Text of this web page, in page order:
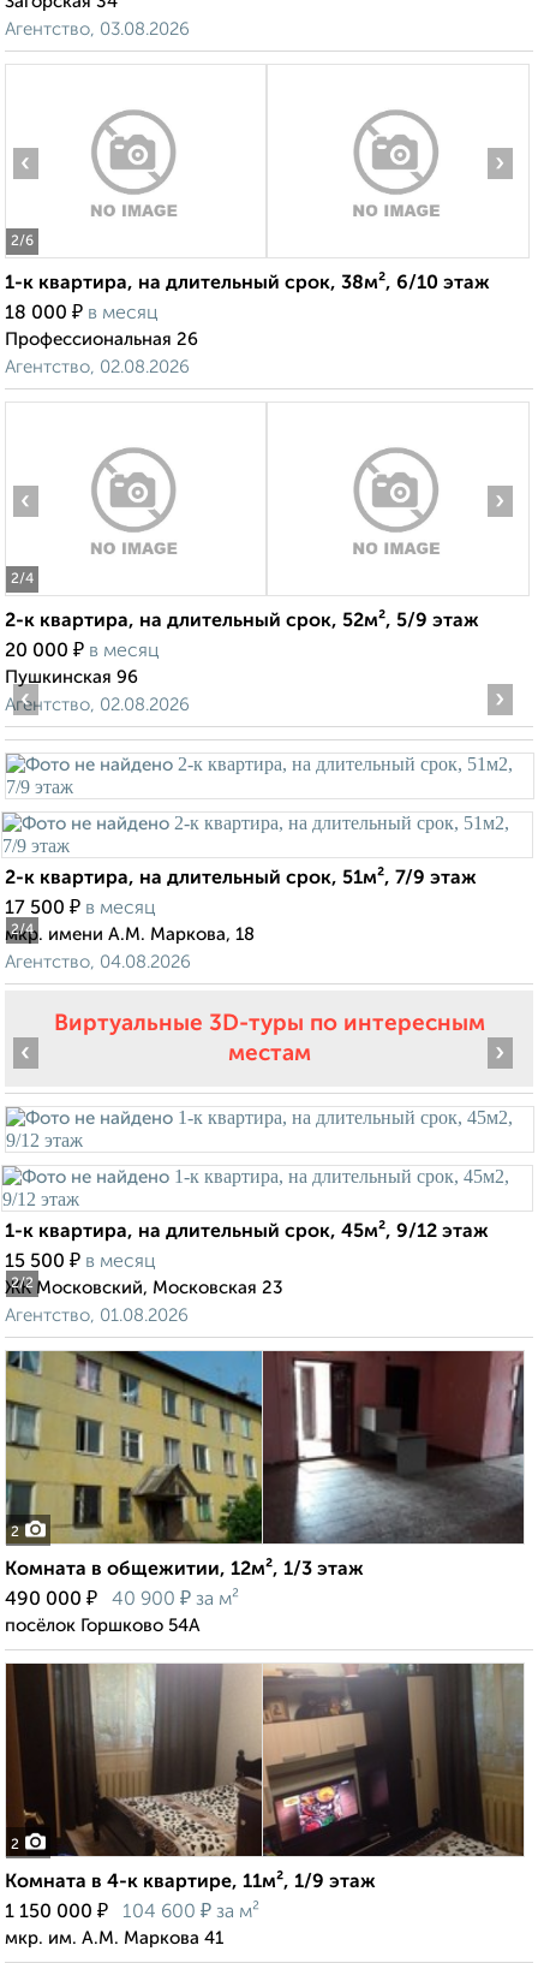
Агентство, 03.08.2026
2/6
‹ ›
1-к квартира, на длительный срок, 38м², 6/10 этаж
18 000 ₽ в месяц
Профессиональная 26
Агентство, 02.08.2026
2/4
‹ ›
2-к квартира, на длительный срок, 52м², 5/9 этаж
20 000 ₽ в месяц
Пушкинская 96
Агентство, 02.08.2026
2/4
‹ ›
2-к квартира, на длительный срок, 51м², 7/9 этаж
17 500 ₽ в месяц
мкр. имени А.М. Маркова, 18
Агентство, 04.08.2026
Виртуальные 3D-туры по интересным
местам
2/2
‹ ›
1-к квартира, на длительный срок, 45м², 9/12 этаж
15 500 ₽ в месяц
ЖК Московский, Московская 23
Агентство, 01.08.2026
2
Комната в общежитии, 12м², 1/3 этаж
490 000 ₽ 40 900 ₽ за м²
посёлок Горшково 54А
2
Комната в 4-к квартире, 11м², 1/9 этаж
1 150 000 ₽ 104 600 ₽ за м²
мкр. им. А.М. Маркова 41